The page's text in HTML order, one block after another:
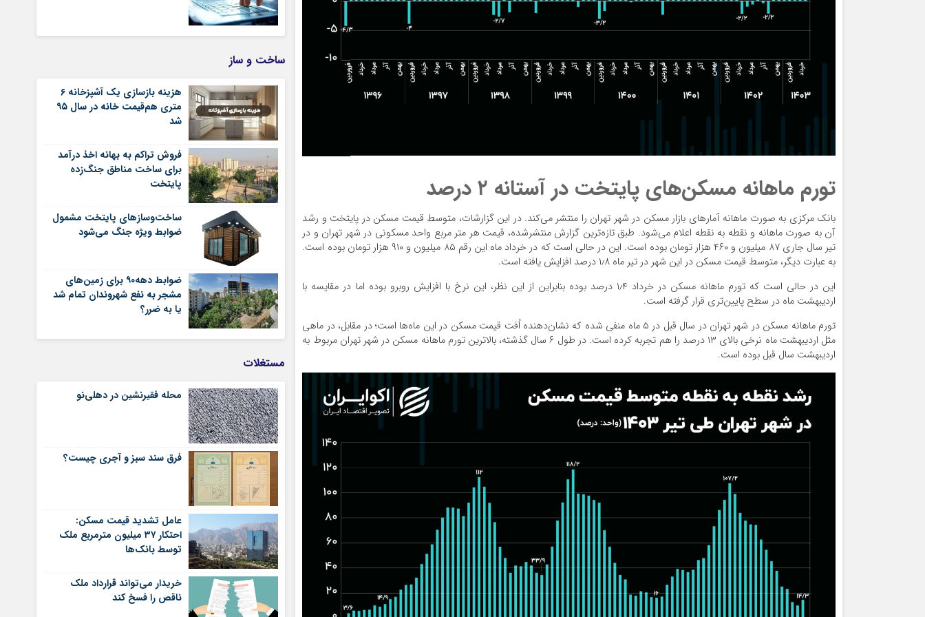
تورم ماهانه مسکن‌های پایتخت در آستانه ۲ درصد
بانک مرکزی به صورت ماهانه آمارهای بازار مسکن در شهر تهران را منتشر می‌کند. در این گزارشات، متوسط قیمت مسکن در پایتخت و رشد
آن به صورت ماهانه و نقطه به نقطه اعلام می‌شود. طبق تازه‌ترین گزارش منتشرشده، قیمت هر متر مربع واحد مسکونی در شهر تهران و در
تیر سال جاری ۸۷ میلیون و ۴۶۰ هزار تومان بوده است. این در حالی است که در خرداد ماه این رقم ۸۵ میلیون و ۹۱۰ هزار تومان بوده است.
به عبارت دیگر، متوسط قیمت مسکن در این شهر در تیر ماه ۱٫۸ درصد افزایش یافته است.
این در حالی است که تورم ماهانه مسکن در خرداد ۱٫۴ درصد بوده بنابراین از این نظر، این نرخ با افزایش روبرو بوده اما در مقایسه با
اردیبهشت ماه در سطح پایین‌تری قرار گرفته است.
تورم ماهانه مسکن در شهر تهران در سال قبل در ۵ ماه منفی شده که نشان‌دهنده اُفت قیمت مسکن در این ماه‌ها است؛ در مقابل، در ماهی
مثل اردیبهشت ماه نرخی بالای ۱۳ درصد را هم تجربه کرده است. در طول ۶ سال گذشته، بالاترین تورم ماهانه مسکن در شهر تهران مربوط به
اردیبهشت سال قبل بوده است.
ساخت و ساز
هزینه بازسازی یک آشپزخانه ۶
متری هم‌قیمت خانه در سال ۹۵
شد
فروش تراکم به بهانه اخذ درآمد
برای ساخت مناطق جنگ‌زده
پایتخت
ساخت‌وسازهای پایتخت مشمول
ضوابط ویژه جنگ می‌شود
ضوابط دهه۹۰ برای زمین‌های
مشجر به نفع شهروندان تمام شد
یا به ضرر؟
مستغلات
محله فقیرنشین در دهلی‏‌نو
فرق سند سبز و آجری چیست؟
عامل تشدید قیمت مسکن:
احتکار ۳۷ میلیون مترمربع ملک
توسط بانک‌ها
خریدار می‌تواند قرارداد ملک
ناقص را فسخ کند